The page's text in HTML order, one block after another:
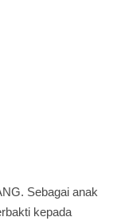
Sebagai anak
kepada